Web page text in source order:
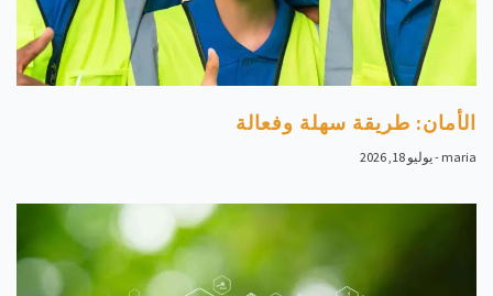
الأمان: طريقة سهلة وفعالة
maria يوليو 18, 2026